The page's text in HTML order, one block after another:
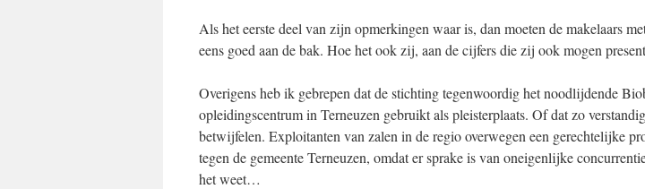
Als het eerste deel van zijn opmerkingen waar is, dan moeten de makelaars
eens goed aan de bak. Hoe het ook zij, aan de cijfers die zij ook mogen
Overigens heb ik gebrepen dat de stichting tegenwoordig het noodlijdende
opleidingscentrum in Terneuzen gebruikt als pleisterplaats. Of dat zo
betwijfelen. Exploitanten van zalen in de regio overwegen een gerechtelijke
tegen de gemeente Terneuzen, omdat er sprake is van oneigenlijke
het weet…